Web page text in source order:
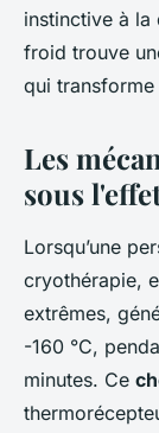
instinctive à la
froid trouve
qui
Les
sous
Lorsqu’une
cryothérapie,
extrêmes,
-160 °C,
minutes. Ce